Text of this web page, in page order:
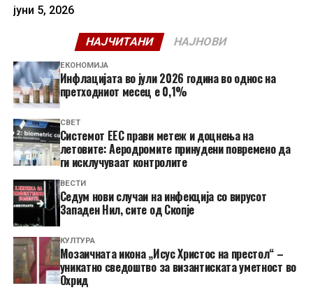
јуни 5, 2026
НАЈЧИТАНИ НАЈНОВИ
ЕКОНОМИЈА
Инфлацијата во јули 2026 година во однос на
претходниот месец е 0,1%
СВЕТ
Системот ЕЕС прави метеж и доцнења на
летовите: Аеродромите принудени повремено да
ги исклучуваат контролите
ВЕСТИ
Седум нови случаи на инфекција со вирусот
Западен Нил, сите од Скопје
КУЛТУРА
Мозаичната икона „Исус Христос на престол“ –
уникатно сведоштво за византиската уметност во
Охрид